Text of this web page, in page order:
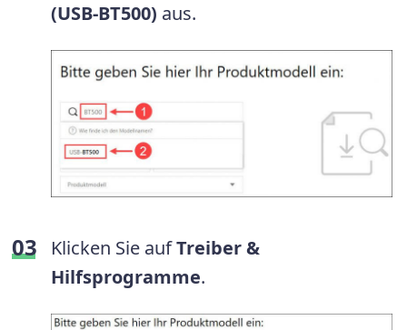
(USB-BT500) aus.
Klicken Sie aufTreiber &
Hilfsprogramme.